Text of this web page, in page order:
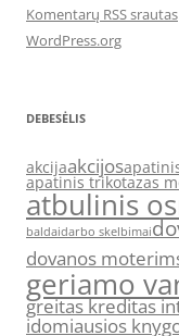
Komentarų RSS srautas
WordPress.org
DEBESĖLIS
akcijaakcijos
apatinis trikotazas
atbulinis
baldaidarbo skelbimai
dovanos
geriamo
greitas kreditas
idomiausios